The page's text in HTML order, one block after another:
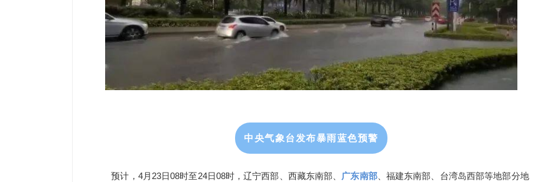
中央气象台发布暴雨蓝色预警
预计，4月23日08时至24日08时，辽宁西部、西藏东南部、 广东南部、福建东南部、台湾岛西部等地部分地